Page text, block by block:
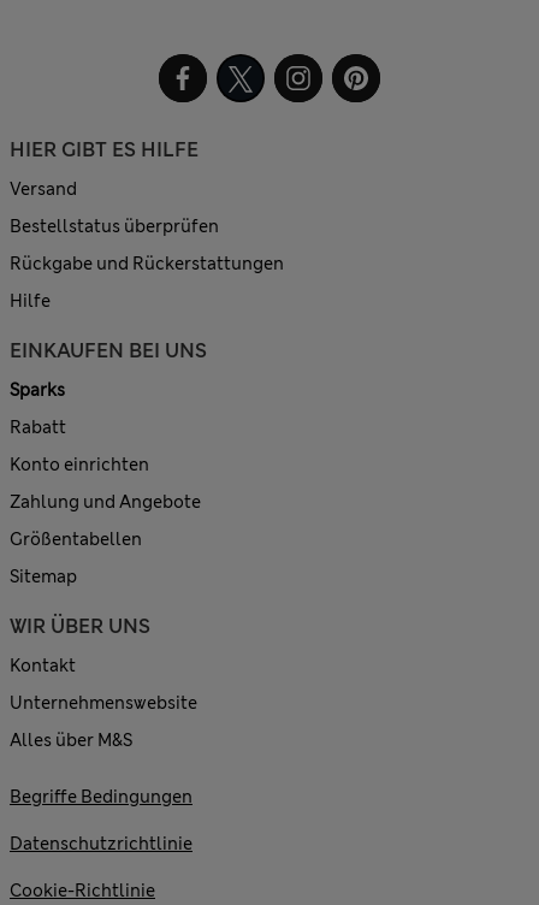
HIER GIBT ES HILFE
Versand
Bestellstatus überprüfen
Rückgabe und Rückerstattungen
Hilfe
EINKAUFEN BEI UNS
Sparks
Rabatt
Konto einrichten
Zahlung und Angebote
Größentabellen
Sitemap
WIR ÜBER UNS
Kontakt
Unternehmenswebsite
Alles über M&S
Begriffe Bedingungen
Datenschutzrichtlinie
Cookie-Richtlinie